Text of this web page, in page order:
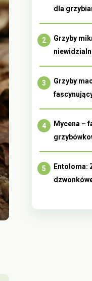
dla
Grzyby
Grzyby
Mycena –
Entoloma: